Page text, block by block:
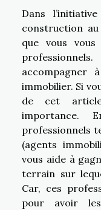
Dans
construction au
que vous
accompagner
immobilier. Si
de cet
importance.
professionnels
(agents
vous aide à
terrain sur
Car, ces
pour avoir